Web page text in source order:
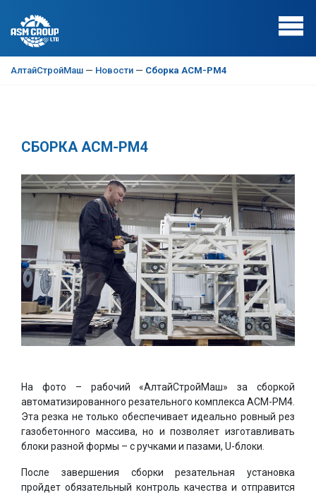
АлтайСтройМаш — Новости — Сборка АСМ-РМ4
СБОРКА АСМ-РМ4
На фото – рабочий «АлтайСтройМаш» за сборкой
автоматизированного резательного комплекса АСМ-РМ4.
Эта резка не только обеспечивает идеально ровный рез
газобетонного массива, но и позволяет изготавливать
блоки разной формы – с ручками и пазами, U-блоки.
После завершения сборки резательная установка
пройдет обязательный контроль качества и отправится